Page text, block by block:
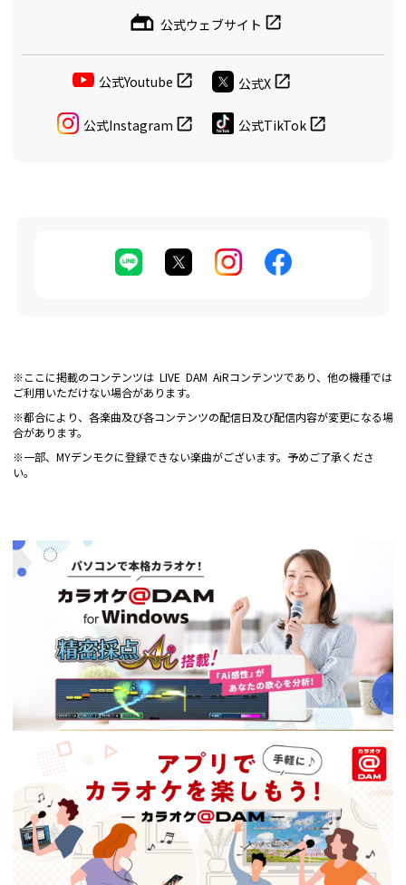
公式ウェブサイト
公式Youtube 公式X
公式Instagram 公式TikTok
※ここに掲載のコンテンツは LIVE DAM AiRコンテンツであり、他の機種では
ご利用いただけない場合があります。
※都合により、各楽曲及び各コンテンツの配信日及び配信内容が変更になる場
合があります。
※一部、MYデンモクに登録できない楽曲がございます。予めご了承くださ
い。